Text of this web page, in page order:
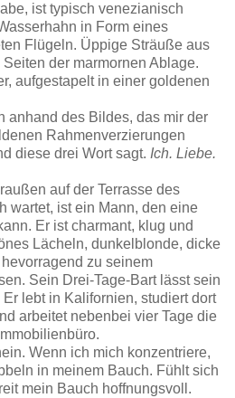
ist typisch venezianisch
in Form eines
Flügeln. Üppige Sträuße aus
der marmornen Ablage.
aufgestapelt in einer goldenen
anhand des Bildes, das mir der
Rahmenverzierungen
diese drei Wort sagt. Ich. Liebe.
auf der Terrasse des
wartet, ist ein Mann, den eine
Er ist charmant, klug und
Lächeln, dunkelblonde, dicke
zu seinem
Sein Drei-Tage-Bart lässt sein
lebt in Kalifornien, studiert dort
arbeitet nebenbei vier Tage die
Wenn ich mich konzentriere,
in meinem Bauch. Fühlt sich
mein Bauch hoffnungsvoll.